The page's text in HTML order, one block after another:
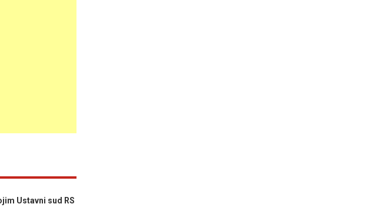
Ustavni sud RS